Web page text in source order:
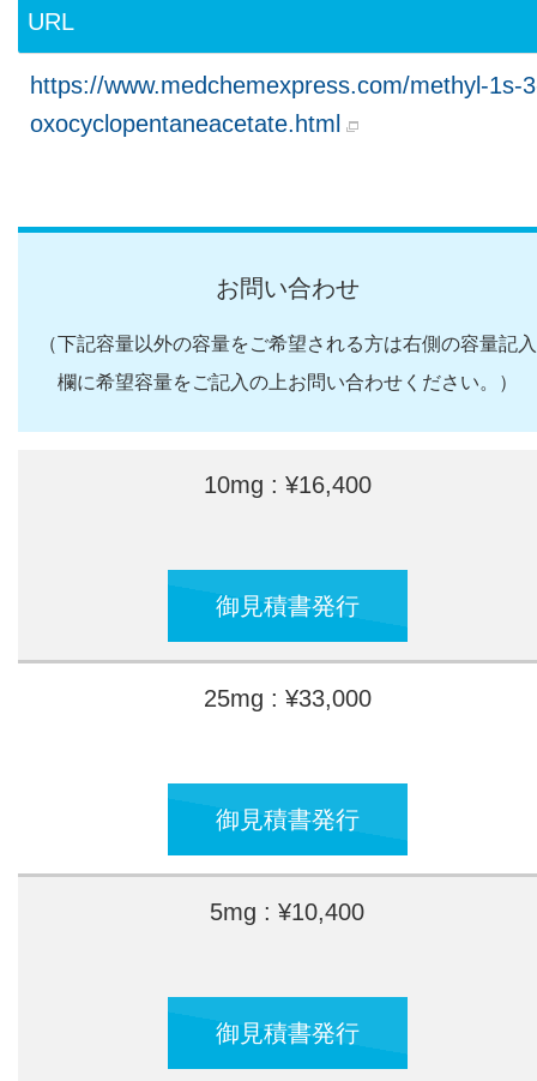
URL
https://www.medchemexpress.com/methyl-1s-
oxocyclopentaneacetate.html
お問い合わせ
（下記容量以外の容量をご希望される方は右側の容量記入
欄に希望容量をご記入の上お問い合わせください。）
10mg : ¥16,400
御見積書発行
25mg : ¥33,000
御見積書発行
5mg : ¥10,400
御見積書発行